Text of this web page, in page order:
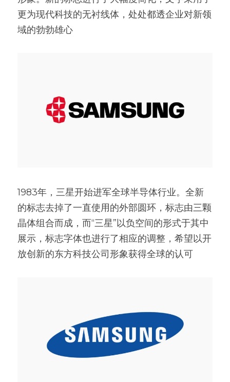
更为现代科技的无衬线体，处处都透企业对新领
域的勃勃雄心
1983年，三星开始进军全球半导体行业。全新
的标志去掉了一直使用的外部圆环，标志由三颗
晶体组合而成，而“三星”以负空间的形式于其中
展示，标志字体也进行了相应的调整，希望以开
放创新的东方科技公司形象获得全球的认可